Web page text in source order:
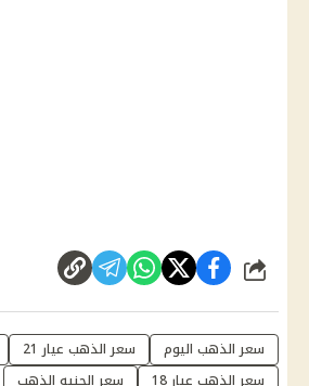
شارك
سعر الذهب اليوم سعر الذهب عيار 21
سعر الذهب عيار 18
سعر الجنيه الذهب